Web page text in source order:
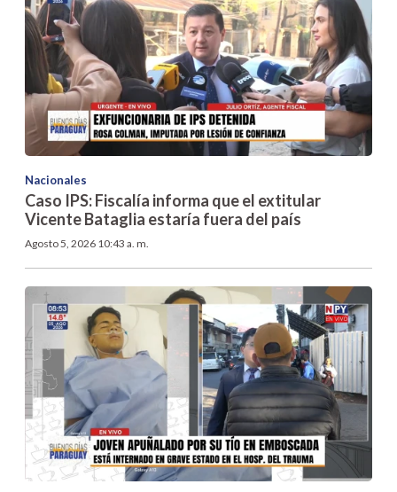
Nacionales
Caso IPS: Fiscalía informa que el extitular
Vicente Bataglia estaría fuera del país
Agosto 5, 2026 10:43 a. m.